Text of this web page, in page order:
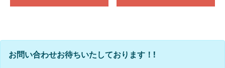
お問い合わせお待ちいたしております！!